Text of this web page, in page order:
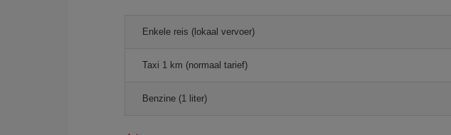
Enkele reis (lokaal vervoer)
Taxi 1 km (normaal tarief)
Benzine (1 liter)